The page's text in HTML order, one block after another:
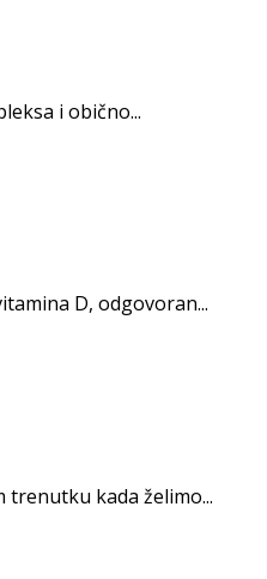
i obično...
D, odgovoran...
trenutku kada želimo...